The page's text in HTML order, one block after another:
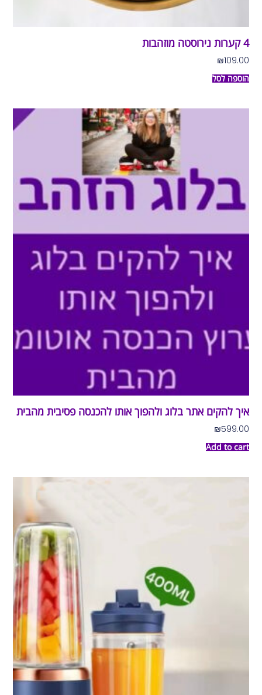
4 קערות נירוסטה מוזהבות
₪109.00
הוספה לסל
איך להקים אתר בלוג ולהפוך אותו להכנסה פסיבית מהבית
₪599.00
Add to cart